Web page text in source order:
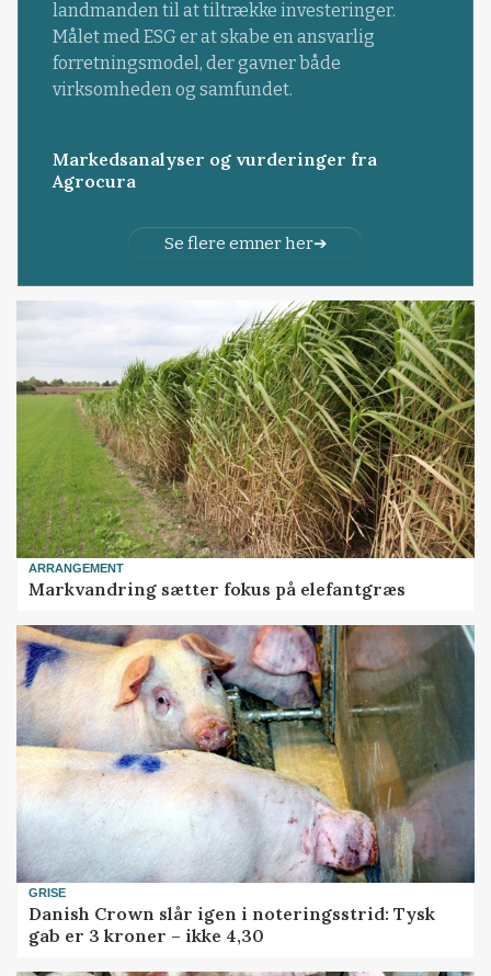
landmanden til at tiltrække investeringer.
Målet med ESG er at skabe en ansvarlig
forretningsmodel, der gavner både
virksomheden og samfundet.
Markedsanalyser og vurderinger fra
Agrocura
Se flere emner her
ARRANGEMENT
Markvandring sætter fokus på elefantgræs
GRISE
Danish Crown slår igen i noteringsstrid: Tysk
gab er 3 kroner – ikke 4,30